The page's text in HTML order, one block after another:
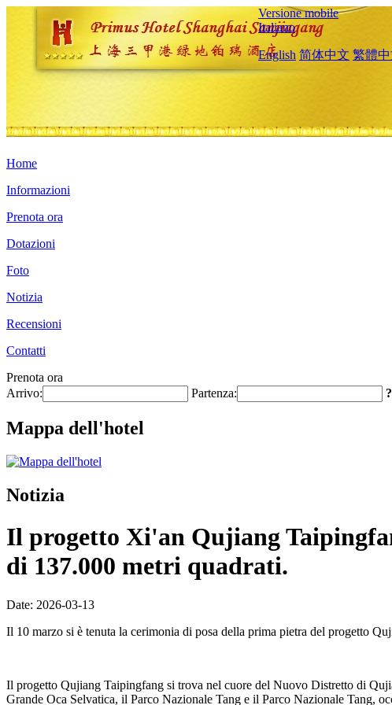
Versione mobile
Italiano
English 简体中文 繁體
Home
Informazioni
Prenota ora
Dotazioni
Foto
Notizia
Recensioni
Contatti
Prenota ora
Arrivo:
Partenza: ?
Mappa dell'hotel
Notizia
Il progetto Xi'an Qujiang
di 137.000 metri quadrati.
Date: 2026-03-13
Il 10 marzo si è tenuta la cerimonia di posa della prima pietra del progetto
Il progetto Qujiang Taipingfang si trova nel cuore del Nuovo Distretto di
Grande Oca Selvatica, il Parco Nazionale Tang e il Parco Nazionale Tang,